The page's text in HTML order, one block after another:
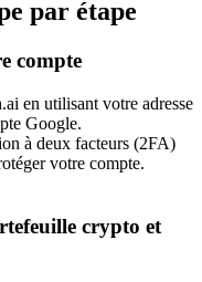
des intérêts flexibles
par étape
compte
en utilisant votre adresse
Google.
à deux facteurs (2FA)
votre compte.
crypto et